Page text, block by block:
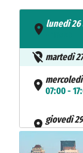
lunedì 26
martedì
07:00 -
giovedì
10:00 -